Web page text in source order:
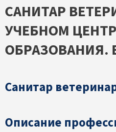
САНИТАР
УЧЕБНОМ
ОБРАЗОВАНИЯ.
Санитар
Описание